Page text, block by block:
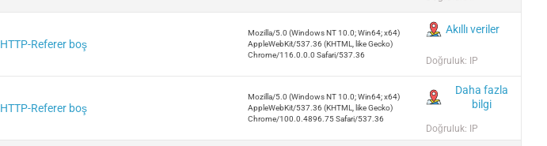
HTTP-Referer boş
Mozilla/5.0 (Windows NT 10.0; Win64; x64)
AppleWebKit/537.36 (KHTML, like Gecko)
Chrome/116.0.0.0 Safari/537.36
Akıllı veriler
Doğruluk: IP
HTTP-Referer boş
Mozilla/5.0 (Windows NT 10.0; Win64; x64)
AppleWebKit/537.36 (KHTML, like Gecko)
Chrome/100.0.4896.75 Safari/537.36
Daha fazla
bilgi
Doğruluk: IP